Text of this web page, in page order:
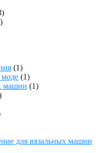
(1)
(1)
машин (1)
для вязальных машин